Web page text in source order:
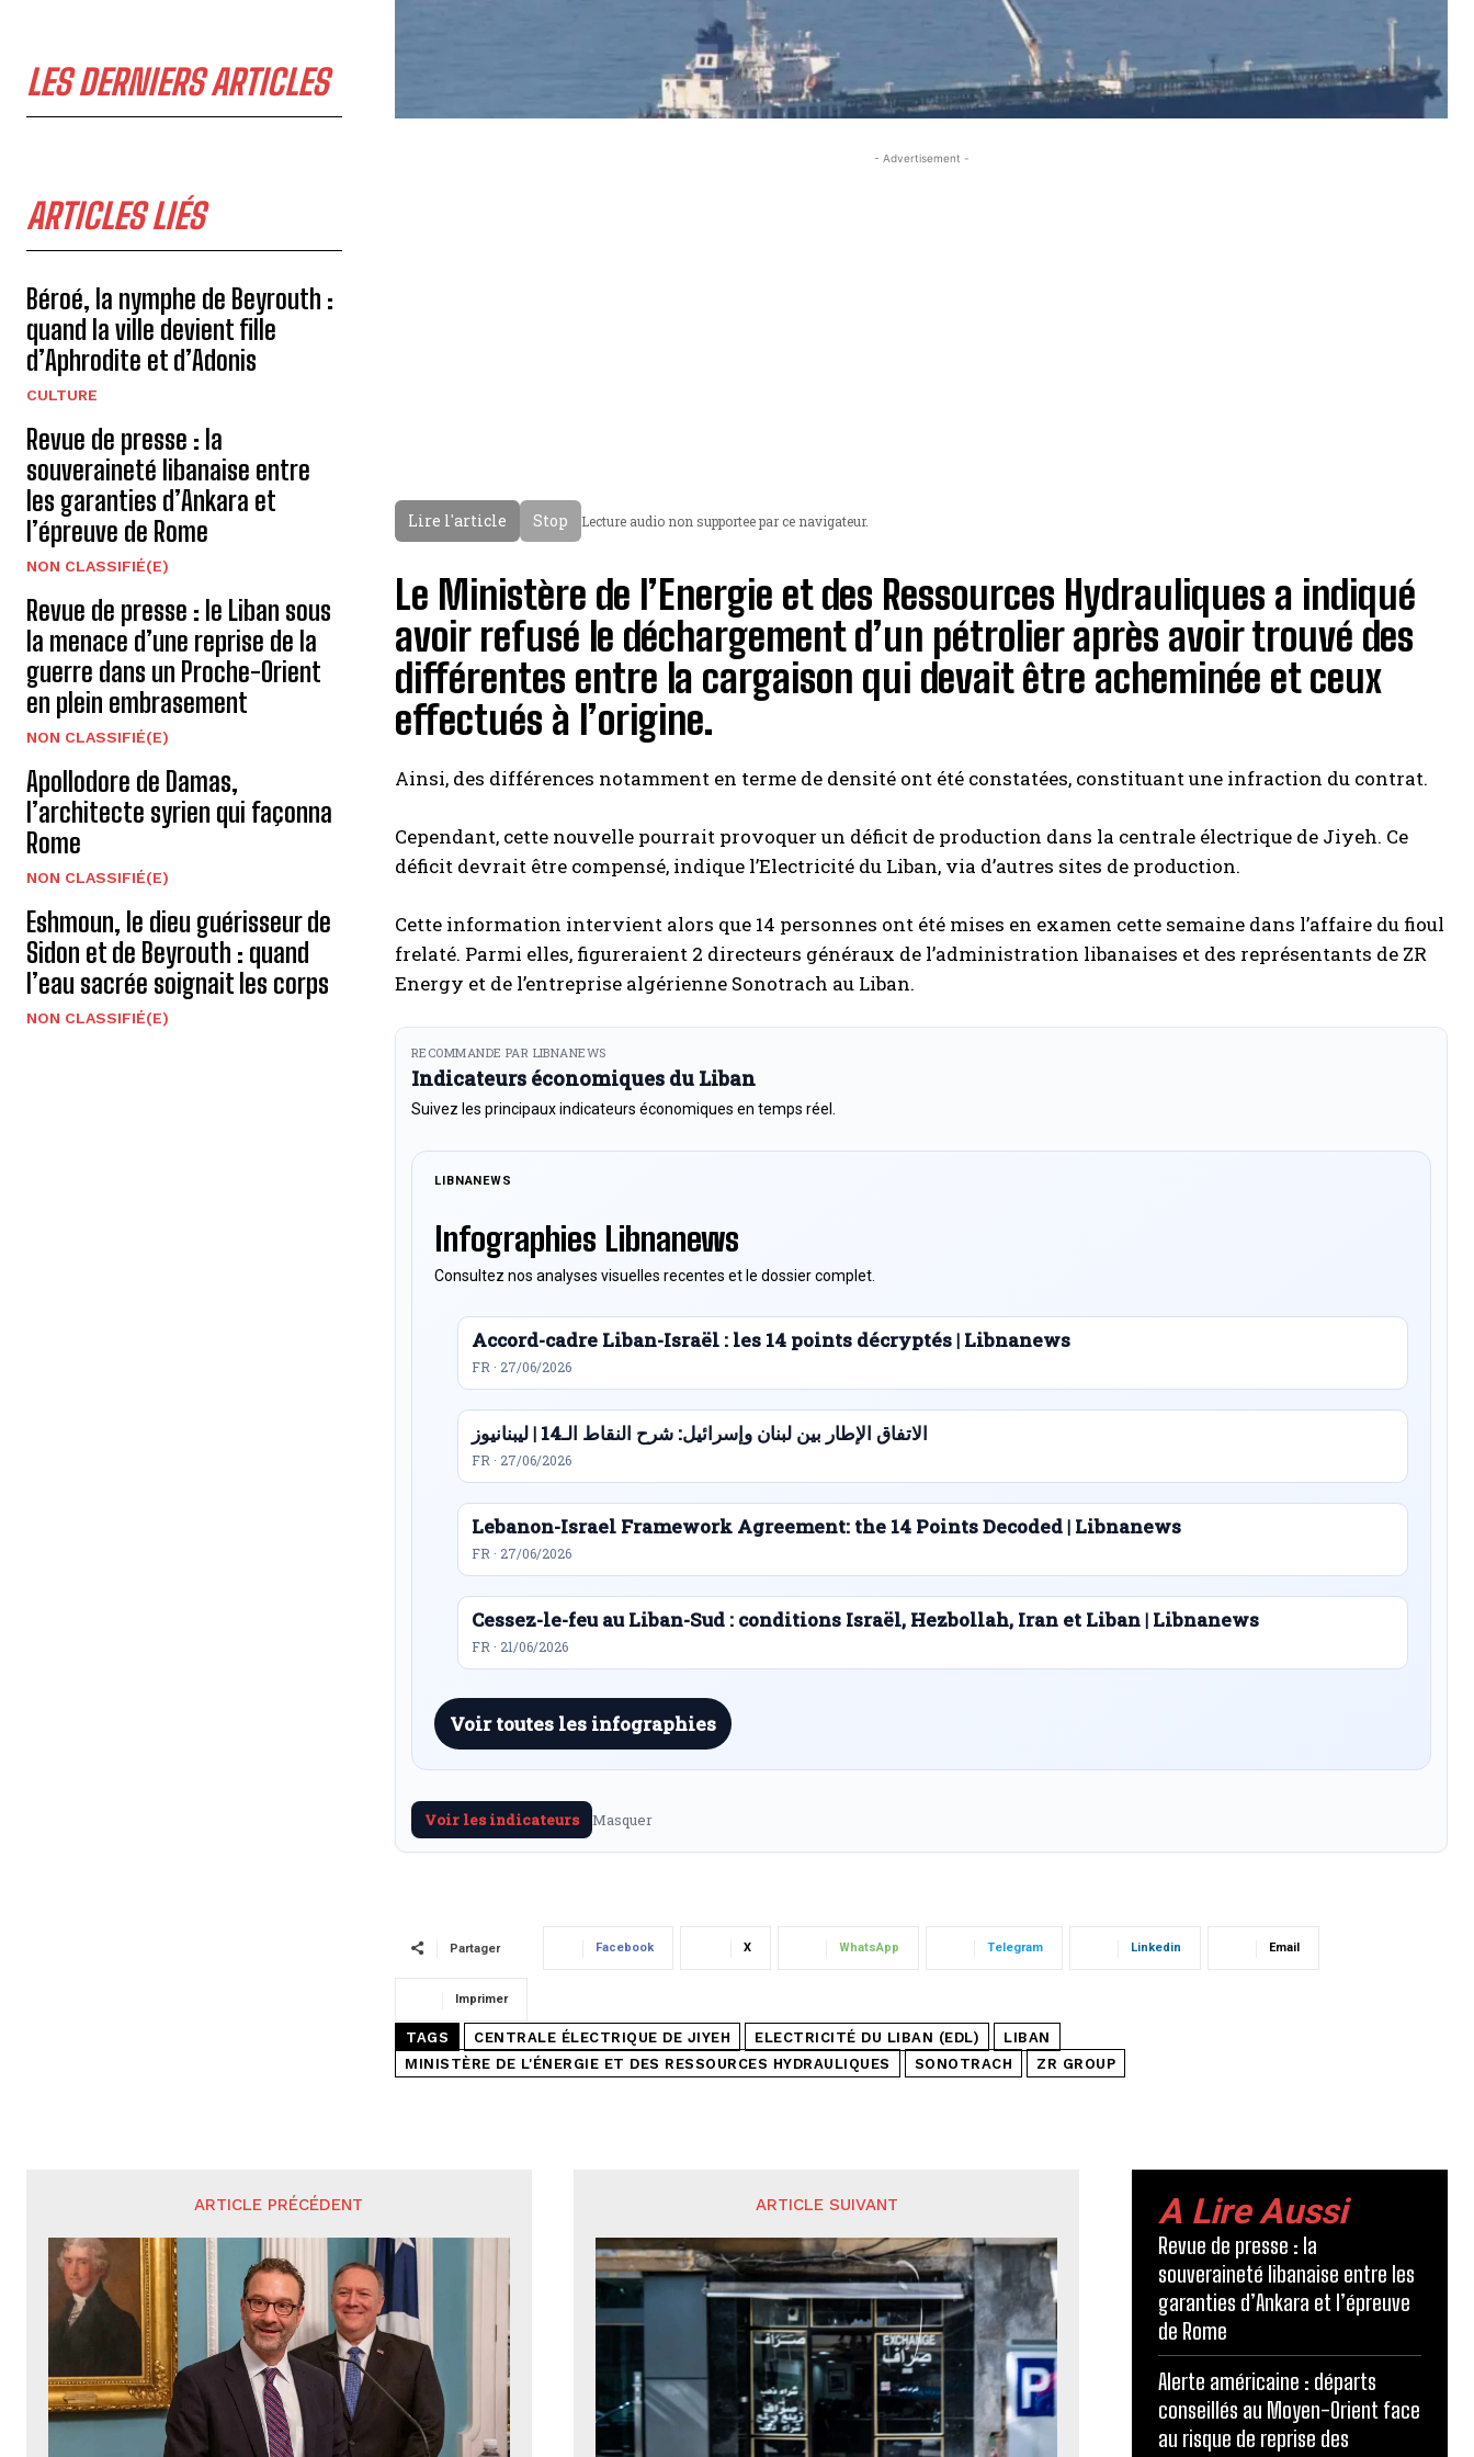
LES DERNIERS ARTICLES
ARTICLES LIÉS
Béroé, la nymphe de Beyrouth :
quand la ville devient fille
d’Aphrodite et d’Adonis
CULTURE
Revue de presse : la
souveraineté libanaise entre
les garanties d’Ankara et
l’épreuve de Rome
NON CLASSIFIÉ(E)
Revue de presse : le Liban sous
la menace d’une reprise de la
guerre dans un Proche-Orient
en plein embrasement
NON CLASSIFIÉ(E)
Apollodore de Damas,
l’architecte syrien qui façonna
Rome
NON CLASSIFIÉ(E)
Eshmoun, le dieu guérisseur de
Sidon et de Beyrouth : quand
l’eau sacrée soignait les corps
NON CLASSIFIÉ(E)
- Advertisement -
Lire l'article Stop Lecture audio non supportee par ce navigateur.
Le Ministère de l’Energie et des Ressources Hydrauliques a indiqué
avoir refusé le déchargement d’un pétrolier après avoir trouvé des
différentes entre la cargaison qui devait être acheminée et ceux
effectués à l’origine.
Ainsi, des différences notamment en terme de densité ont été constatées, constituant une infraction du contrat.
Cependant, cette nouvelle pourrait provoquer un déficit de production dans la centrale électrique de Jiyeh. Ce
déficit devrait être compensé, indique l’Electricité du Liban, via d’autres sites de production.
Cette information intervient alors que 14 personnes ont été mises en examen cette semaine dans l’affaire du fioul
frelaté. Parmi elles, figureraient 2 directeurs généraux de l’administration libanaises et des représentants de ZR
Energy et de l’entreprise algérienne Sonotrach au Liban.
RECOMMANDE PAR LIBNANEWS
Indicateurs économiques du Liban
Suivez les principaux indicateurs économiques en temps réel.
LIBNANEWS
Infographies Libnanews
Consultez nos analyses visuelles recentes et le dossier complet.
Accord-cadre Liban-Israël : les 14 points décryptés | Libnanews
FR · 27/06/2026
الاتفاق الإطار بين لبنان وإسرائيل: شرح النقاط الـ14 | ليبنانيوز
FR · 27/06/2026
Lebanon-Israel Framework Agreement: the 14 Points Decoded | Libnanews
FR · 27/06/2026
Cessez-le-feu au Liban-Sud : conditions Israël, Hezbollah, Iran et Liban | Libnanews
FR · 21/06/2026
Voir toutes les infographies
Voir les indicateurs Masquer
Partager Facebook X WhatsApp Telegram Linkedin Email
Imprimer
TAGS CENTRALE ÉLECTRIQUE DE JIYEH ELECTRICITÉ DU LIBAN (EDL)
LIBAN
MINISTÈRE DE L'ÉNERGIE ET DES RESSOURCES HYDRAULIQUES
SONOTRACH ZR GROUP
ARTICLE PRÉCÉDENT ARTICLE SUIVANT A Lire Aussi
Revue de presse : la
souveraineté libanaise entre les
garanties d’Ankara et l’épreuve
de Rome
Alerte américaine : départs
conseillés au Moyen-Orient face
au risque de reprise des